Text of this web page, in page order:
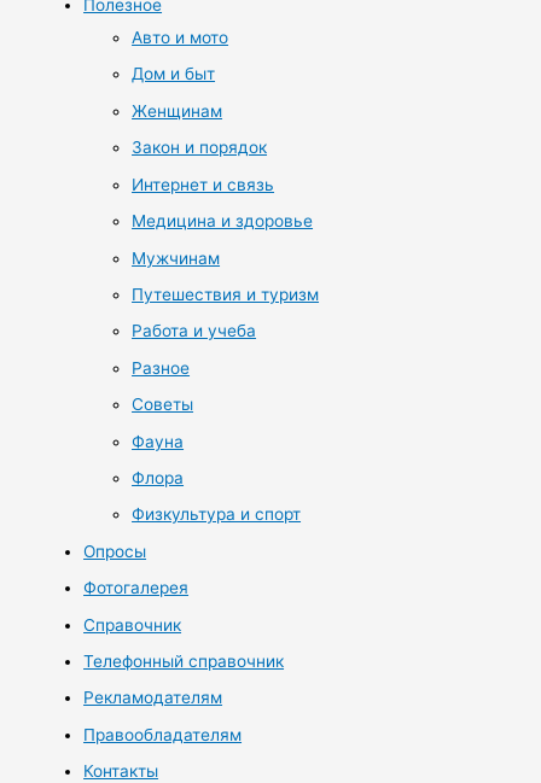
Полезное
Авто и мото
Дом и быт
Женщинам
Закон и порядок
Интернет и связь
Медицина и здоровье
Мужчинам
Путешествия и туризм
Работа и учеба
Разное
Советы
Фауна
Флора
Физкультура и спорт
Опросы
Фотогалерея
Справочник
Телефонный справочник
Рекламодателям
Правообладателям
Контакты